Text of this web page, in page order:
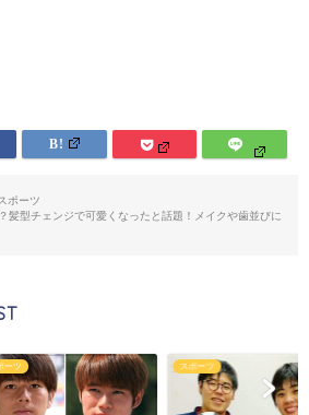
スポーツ
髪型チェンジで可愛くなったと話題！メイクや歯並びに
ーツ スポーツ